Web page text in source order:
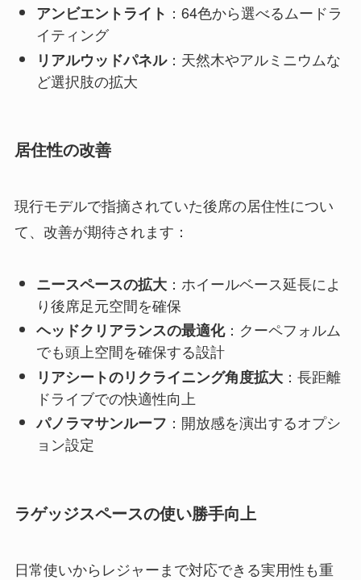
アンビエントライト ：64色から選べるムードラ
イティング
リアルウッドパネル：天然木やアルミニウムな
ど選択肢の拡大
居住性の改善
現行モデルで指摘されていた後席の居住性につい
て、改善が期待されます：
ニースペースの拡大：ホイールベース延長によ
り後席足元空間を確保
ヘッドクリアランスの最適化：クーペフォルム
でも頭上空間を確保する設計
リアシートのリクライニング角度拡大：長距離
ドライブでの快適性向上
パノラマサンルーフ ：開放感を演出するオプシ
ョン設定
ラゲッジスペースの使い勝手向上
日常使いからレジャーまで対応できる実用性も重